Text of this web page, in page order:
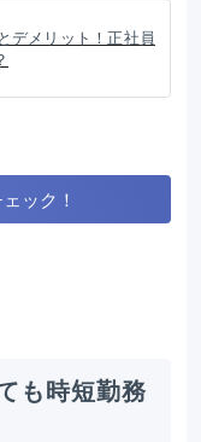
デメリット！正社員
ック！
も時短勤務